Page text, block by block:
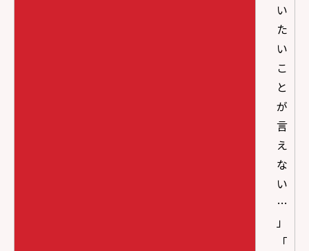
い
た
い
こ
と
が
言
え
な
い
…
」
「